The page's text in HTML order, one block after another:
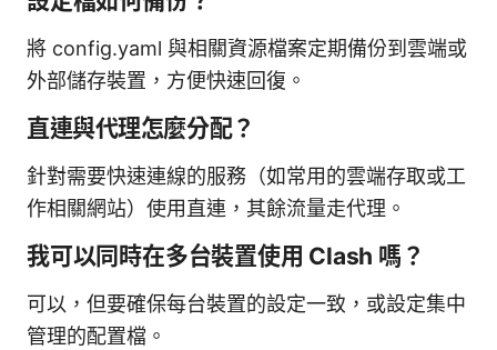
將 config.yaml 與相關資源檔案定期備份到雲端或
外部儲存裝置，方便快速回復。
直連與代理怎麼分配？
針對需要快速連線的服務（如常用的雲端存取或工
作相關網站）使用直連，其餘流量走代理。
我可以同時在多台裝置使用 Clash 嗎？
可以，但要確保每台裝置的設定一致，或設定集中
管理的配置檔。